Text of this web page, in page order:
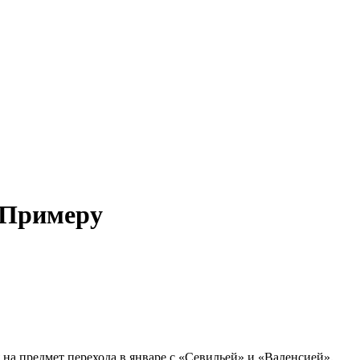
предмет перехода в январе с «Севильей» и «Валенсией».